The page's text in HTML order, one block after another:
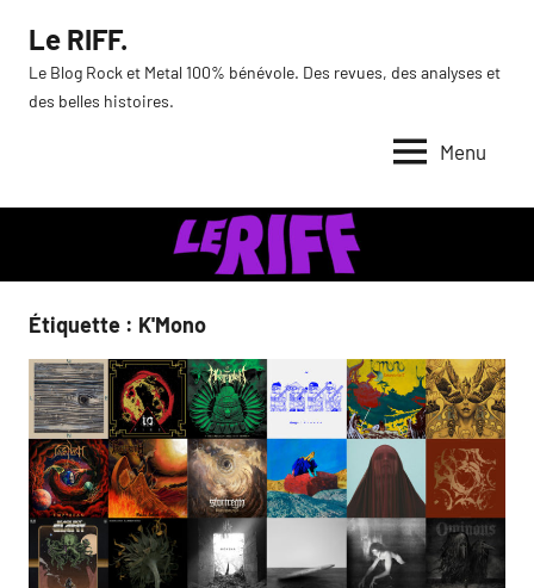
contenu
Le RIFF.
Le Blog Rock et Metal 100% bénévole. Des revues, des analyses et
des belles histoires.
Menu
Étiquette : K'Mono